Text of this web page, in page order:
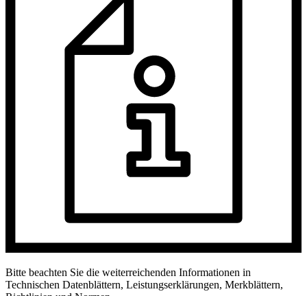
Bitte beachten Sie die weiterreichenden Informationen in
Technischen Datenblättern, Leistungserklärungen, Merkblättern,